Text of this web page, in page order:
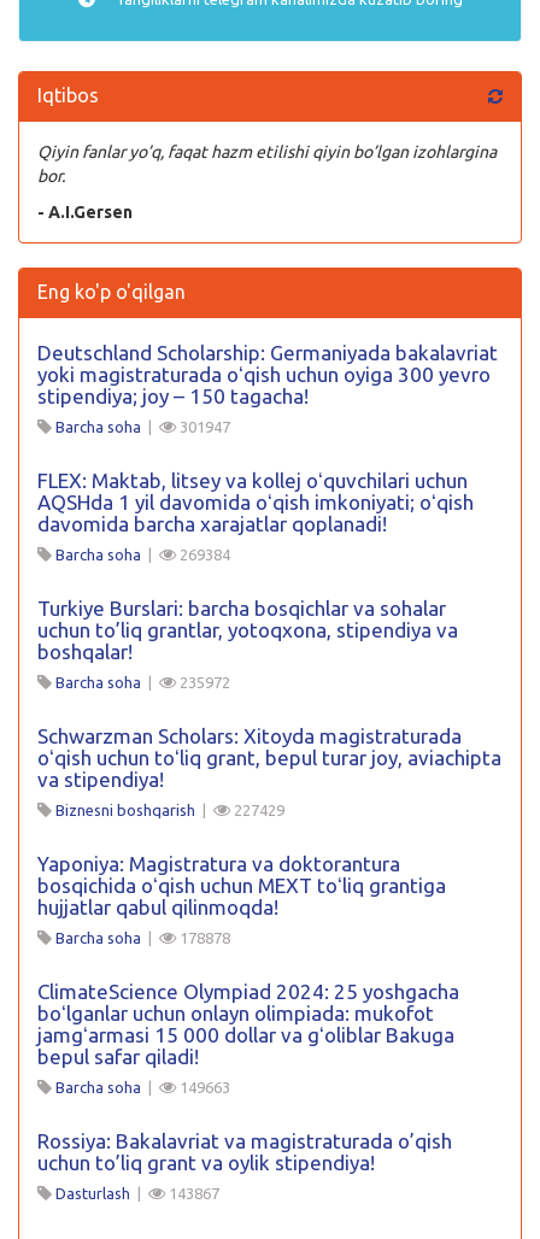
Iqtibos
Qiyin fanlar yo’q, faqat hazm etilishi qiyin bo’lgan izohlargina
bor.
- A.I.Gersen
Eng ko'p o'qilgan
Deutschland Scholarship: Germaniyada bakalavriat
yoki magistraturada oʻqish uchun oyiga 300 yevro
stipendiya; joy – 150 tagacha!
Barcha soha | 301947
FLEX: Maktab, litsey va kollej oʻquvchilari uchun
AQSHda 1 yil davomida oʻqish imkoniyati; oʻqish
davomida barcha xarajatlar qoplanadi!
Barcha soha | 269384
Turkiye Burslari: barcha bosqichlar va sohalar
uchun to’liq grantlar, yotoqxona, stipendiya va
boshqalar!
Barcha soha | 235972
Schwarzman Scholars: Xitoyda magistraturada
oʻqish uchun toʻliq grant, bepul turar joy, aviachipta
va stipendiya!
Biznesni boshqarish | 227429
Yaponiya: Magistratura va doktorantura
bosqichida oʻqish uchun MEXT toʻliq grantiga
hujjatlar qabul qilinmoqda!
Barcha soha | 178878
ClimateScience Olympiad 2024: 25 yoshgacha
boʻlganlar uchun onlayn olimpiada: mukofot
jamgʻarmasi 15 000 dollar va gʻoliblar Bakuga
bepul safar qiladi!
Barcha soha | 149663
Rossiya: Bakalavriat va magistraturada o’qish
uchun to’liq grant va oylik stipendiya!
Dasturlash | 143867